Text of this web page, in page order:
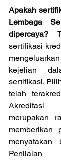
Apakah
Lembaga
dipercaya?
sertifikasi
kejelian
sertifikasi.
telah
Akreditasi
merupakan
memberikan
menyatakan
Penilaian